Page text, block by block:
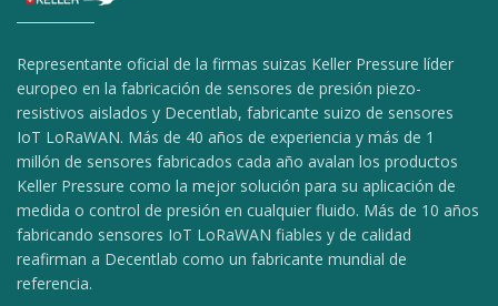
Representante oficial de la firmas suizas Keller Pressure líder
europeo en la fabricación de sensores de presión piezo-
resistivos aislados y Decentlab, fabricante suizo de sensores
IoT LoRaWAN. Más de 40 años de experiencia y más de 1
millón de sensores fabricados cada año avalan los productos
Keller Pressure como la mejor solución para su aplicación de
medida o control de presión en cualquier fluido. Más de 10 años
fabricando sensores IoT LoRaWAN fiables y de calidad
reafirman a Decentlab como un fabricante mundial de
referencia.